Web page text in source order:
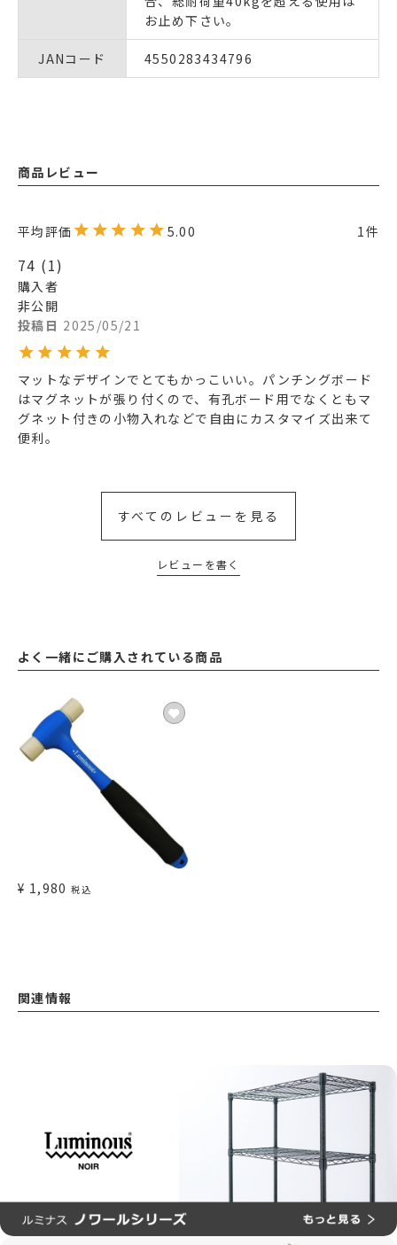
お止め下さい。
JANコード 4550283434796
商品レビュー
5.00 1
74 1
購入者
非公開
投稿日 2025/05/21
マットなデザインでとてもかっこいい。パンチングボード
はマグネットが張り付くので、有孔ボード用でなくともマ
グネット付きの小物入れなどで自由にカスタマイズ出来て
便利。
すべてのレビューを見る
レビューを書く
よく一緒にご購入されている商品
¥ 1,980 税込
関連情報